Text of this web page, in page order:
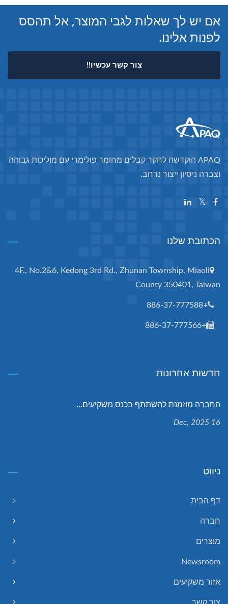
אם יש לך שאלות לגבי המוצר, אל תהסס
לפנות אלינו.
צור קשר עכשיו!!
APAQ הוקדשה לחקר קבלים מחומר פולימרי עם מוליכות גבוהה
וצברה ניסיון ייצור נרחב.
הכתובת שלנו
4F., No.2&6, Kedong 3rd Rd., Zhunan Township, Miaoli
County 350401, Taiwan
+886-37-777588
+886-37-777566
חדשות אחרונות
החברה מוזמנת להשתתף בכנס משקיעים...
16 Dec, 2025
ניווט
דף הבית
חברה
מוצרים
Newsroom
אזור משקיעים